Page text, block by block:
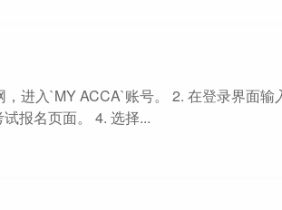
进入`MY ACCA`账号。 2. 在登录界面输
报名页面。 4. 选择...